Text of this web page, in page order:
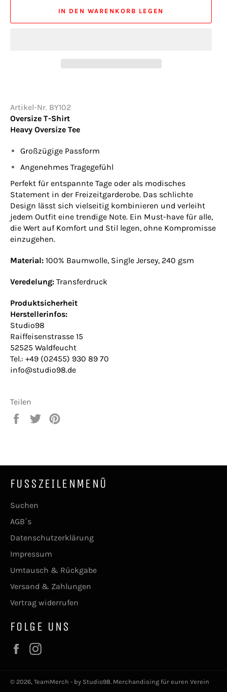
IN DEN WARENKORB LEGEN
Artikel-Nr. BY102
Oversize T-Shirt
Heavy Oversize Tee
Großzügige Passform
Angenehmes Tragegefühl
Perfekt für entspannte Tage oder als modisches
Statement in der Freizeitgarderobe. Das schlichte
Design lässt sich vielseitig kombinieren und verleiht
jedem Outfit eine trendige Note. Ein Must-have für alle,
die Wert auf Komfort und Stil legen, ohne Kompromisse
einzugehen.
Material: 100% Baumwolle, Single Jersey, 240 gsm
Veredelung: Transferdruck
Produktsicherheit
Herstellerinfos:
Studio98
Raiffeisenstrasse 15
52525 Waldfeucht
Tel.: +49 (02455) 930 89 70
info@studio98.de
Teilen
Auf
Auf
FUSSZEILENMENÜ
Suchen
AGB´s
Datenschutzerklärung
Impressum
Umtausch & Rückgabe
Versand & Zahlungen
Vertrag widerrufen
FOLGE UNS
Facebook
© 2026, TeamMerch - by Studio98 . Merchandising für euren Verein